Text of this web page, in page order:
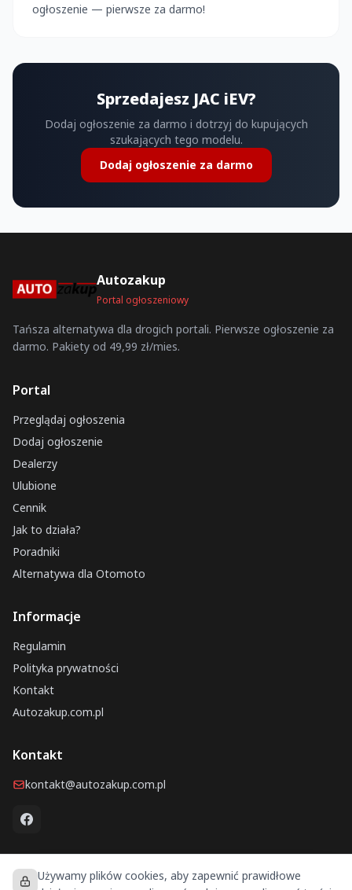
ogłoszenie — pierwsze za darmo!
Sprzedajesz JAC iEV?
Dodaj ogłoszenie za darmo i dotrzyj do kupujących
szukających tego modelu.
Dodaj ogłoszenie za darmo
Autozakup
Portal ogłoszeniowy
Tańsza alternatywa dla drogich portali. Pierwsze ogłoszenie za
darmo. Pakiety od 49,99 zł/mies.
Portal
Przeglądaj ogłoszenia
Dodaj ogłoszenie
Dealerzy
Ulubione
Cennik
Jak to działa?
Poradniki
Alternatywa dla Otomoto
Informacje
Regulamin
Polityka prywatności
Kontakt
Autozakup.com.pl
Kontakt
kontakt@autozakup.com.pl
Używamy plików cookies, aby zapewnić prawidłowe